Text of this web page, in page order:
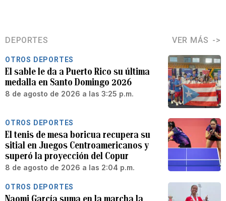
DEPORTES VER MÁS
OTROS DEPORTES
El sable le da a Puerto Rico su última
medalla en Santo Domingo 2026
8 de agosto de 2026 a las 3:25 p.m.
OTROS DEPORTES
El tenis de mesa boricua recupera su
sitial en Juegos Centroamericanos y
superó la proyección del Copur
8 de agosto de 2026 a las 2:04 p.m.
OTROS DEPORTES
Naomi García suma en la marcha la